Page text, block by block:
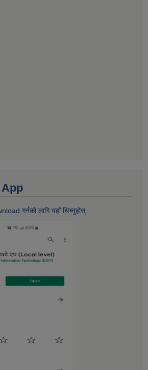
App
गर्नकाे लागि यहाँ थिच्नुहोस्‌